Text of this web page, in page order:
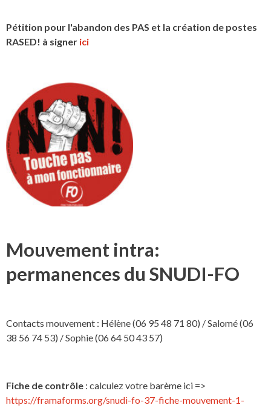
Pétition pour l'abandon des PAS et la création de postes
RASED! à signer ici
Mouvement intra:
permanences du SNUDI-FO
Contacts mouvement : Hélène (06 95 48 71 80) / Salomé (06
38 56 74 53) / Sophie (06 64 50 43 57)
Fiche de contrôle : calculez votre barème ici =>
https://framaforms.org/snudi-fo-37-fiche-mouvement-1-